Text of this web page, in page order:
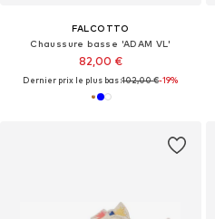
FALCOTTO
Chaussure basse 'ADAM VL'
82,00 €
Dernier prix le plus bas :102,00 €-19%